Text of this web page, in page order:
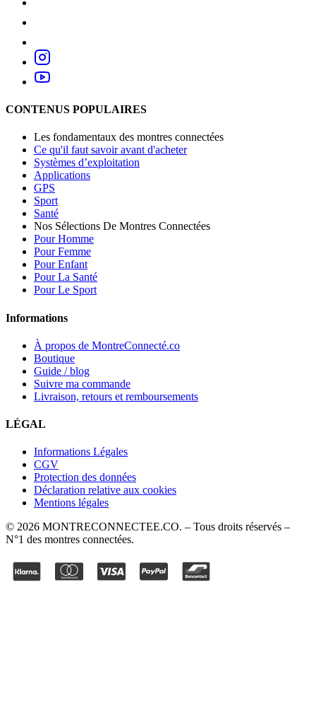
CONTENUS POPULAIRES
Les fondamentaux des montres connectées
Ce qu'il faut savoir avant d'acheter
Systèmes d’exploitation
Applications
GPS
Sport
Santé
Nos Sélections De Montres Connectées
Pour Homme
Pour Femme
Pour Enfant
Pour La Santé
Pour Le Sport
Informations
À propos de MontreConnecté.co
Boutique
Guide / blog
Suivre ma commande
Livraison, retours et remboursements
LÉGAL
Informations Légales
CGV
Protection des données
Déclaration relative aux cookies
Mentions légales
© 2026 MONTRECONNECTEE.CO. – Tous droits réservés –
N°1 des montres connectées.